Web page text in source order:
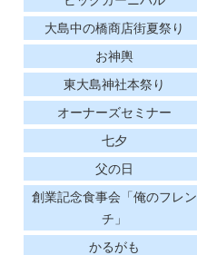
大島中の橋商店街夏祭り
お神輿
東大島神社本祭り
オーナーズセミナー
七夕
父の日
創業記念食事会「俺のフレン
チ」
かるがも